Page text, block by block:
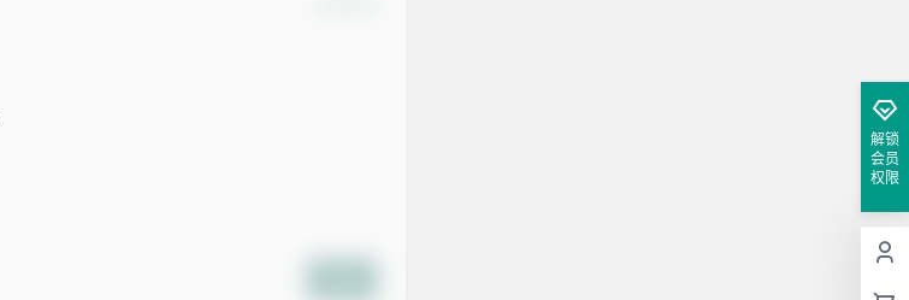
解锁
会员
权限